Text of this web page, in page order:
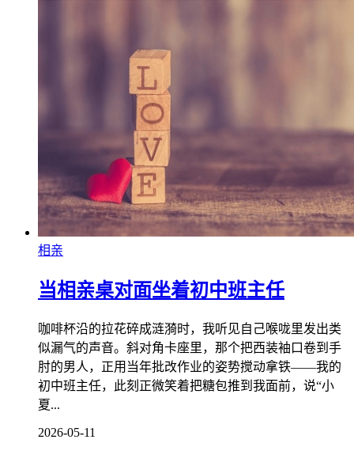
相亲
当相亲桌对面坐着初中班主任
咖啡杯沿的拉花碎成涟漪时，我听见自己喉咙里发出类
似漏气的声音。斜对角卡座里，那个把西装袖口卷到手
肘的男人，正用当年批改作业的姿势搅动拿铁——我的
初中班主任，此刻正微笑着把糖包推到我面前，说“小
夏...
2026-05-11